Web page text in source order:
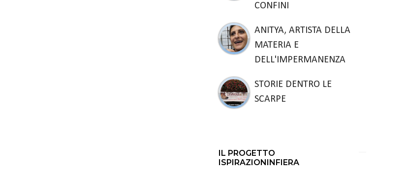
CONFINI
ANITYA, ARTISTA DELLA
MATERIA E
DELL'IMPERMANENZA
STORIE DENTRO LE
SCARPE
IL PROGETTO
ISPIRAZIONINFIERA